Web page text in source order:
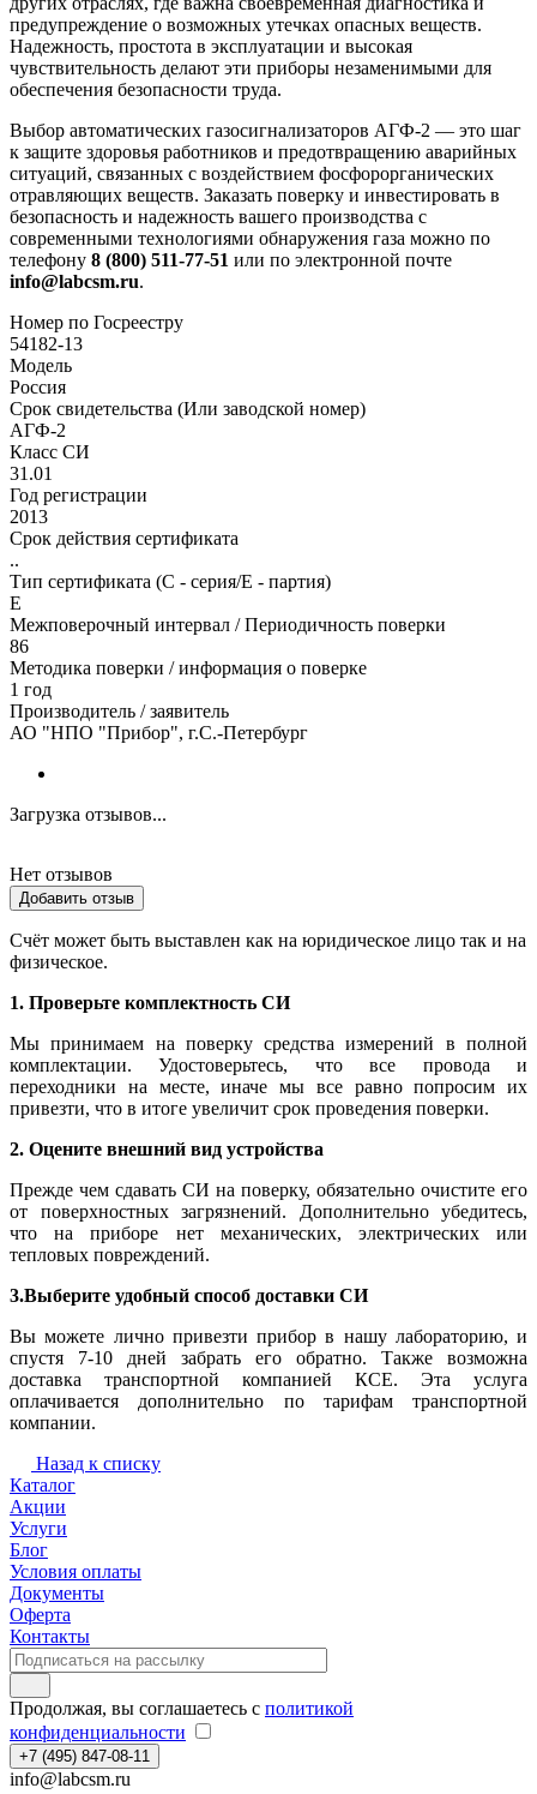
предупреждение о возможных утечках опасных веществ.
Надежность, простота в эксплуатации и высокая
чувствительность делают эти приборы незаменимыми для
обеспечения безопасности труда.
Выбор автоматических газосигнализаторов АГФ-2 — это шаг
к защите здоровья работников и предотвращению аварийных
ситуаций, связанных с воздействием фосфорорганических
отравляющих веществ. Заказать поверку и инвестировать в
безопасность и надежность вашего производства с
современными технологиями обнаружения газа можно по
телефону 8 (800) 511-77-51 или по электронной почте
info@labcsm.ru.
Номер по Госреестру
54182-13
Модель
Россия
Срок свидетельства (Или заводской номер)
АГФ-2
Класс СИ
31.01
Год регистрации
2013
Срок действия сертификата
..
Тип сертификата (C - серия/E - партия)
E
Межповерочный интервал / Периодичность поверки
86
Методика поверки / информация о поверке
1 год
Производитель / заявитель
АО "НПО "Прибор", г.С.-Петербург
Загрузка отзывов...
Нет отзывов
Добавить отзыв
Счёт может быть выставлен как на юридическое лицо так и на
физическое.
1. Проверьте комплектность СИ
Мы принимаем на поверку средства измерений в полной
комплектации. Удостоверьтесь, что все провода и
переходники на месте, иначе мы все равно попросим их
привезти, что в итоге увеличит срок проведения поверки.
2. Оцените внешний вид устройства
Прежде чем сдавать СИ на поверку, обязательно очистите его
от поверхностных загрязнений. Дополнительно убедитесь,
что на приборе нет механических, электрических или
тепловых повреждений.
3.Выберите удобный способ доставки СИ
Вы можете лично привезти прибор в нашу лабораторию, и
спустя 7-10 дней забрать его обратно. Также возможна
доставка транспортной компанией КСЕ. Эта услуга
оплачивается дополнительно по тарифам транспортной
компании.
Назад к списку
Каталог
Акции
Услуги
Блог
Условия оплаты
Документы
Оферта
Контакты
Продолжая, вы соглашаетесь с политикой
конфиденциальности
+7 (495) 847-08-11
info@labcsm.ru